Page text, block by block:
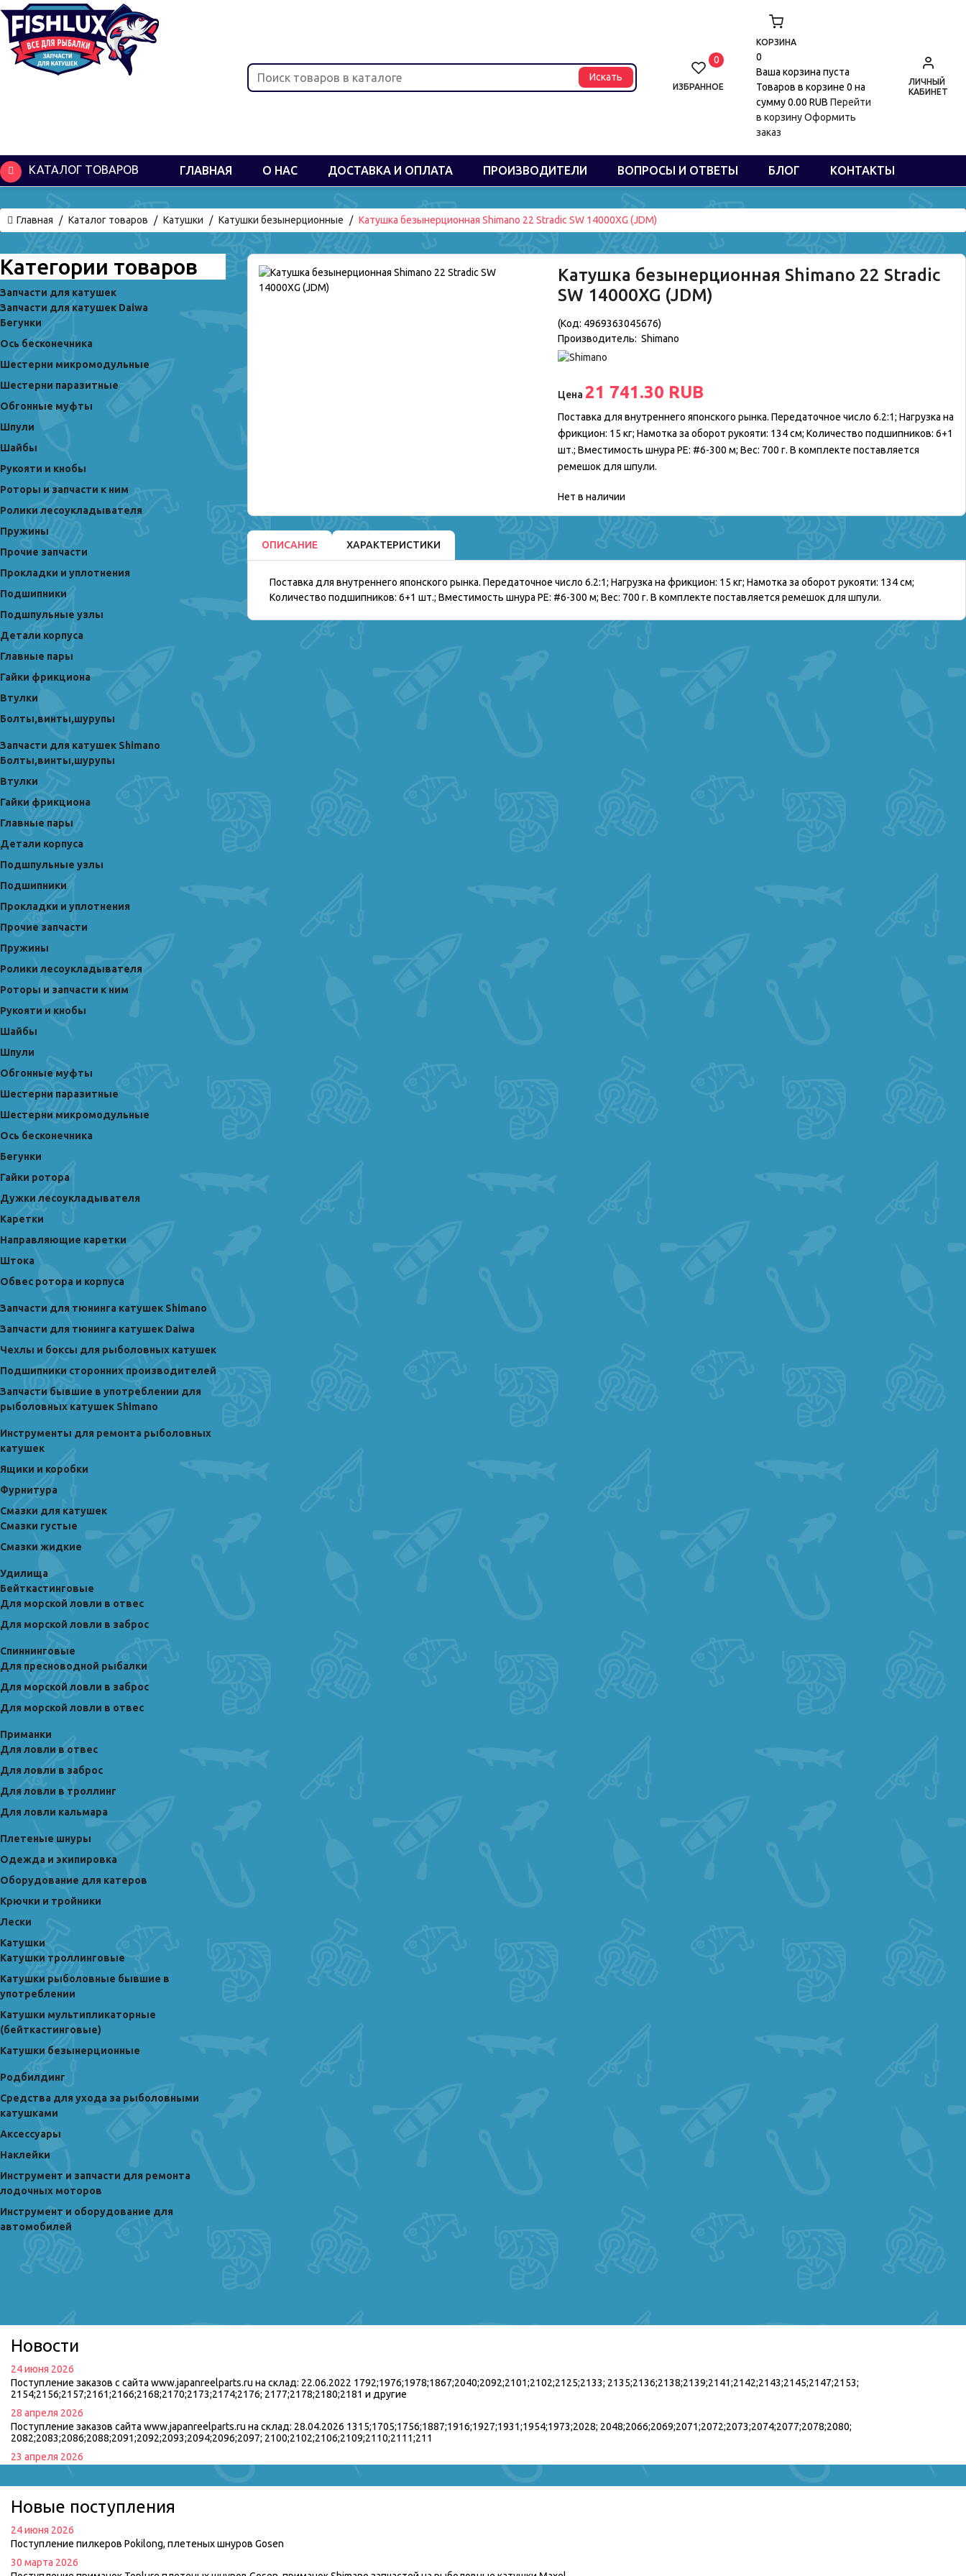
ИЗБРАННОЕ
0
КОРЗИНА
0
Ваша корзина пуста
Товаров в корзине 0 на
сумму0.00 RUB Перейти
в корзинуОформить
заказ
ЛИЧНЫЙ
КАБИНЕТ
КАТАЛОГ ТОВАРОВ ГЛАВНАЯ О НАС ДОСТАВКА И ОПЛАТА ПРОИЗВОДИТЕЛИ ВОПРОСЫ И ОТВЕТЫ БЛОГ КОНТАКТЫ
Главная Каталог товаров Катушки Катушки безынерционные Катушка безынерционная Shimano 22 Stradic SW 14000XG (JDM)
Категории товаров
Запчасти для катушек
Запчасти для катушек Daiwa
Бегунки
Ось бесконечника
Шестерни микромодульные
Шестерни паразитные
Обгонные муфты
Шпули
Шайбы
Рукояти и кнобы
Роторы и запчасти к ним
Ролики лесоукладывателя
Пружины
Прочие запчасти
Прокладки и уплотнения
Подшипники
Подшпульные узлы
Детали корпуса
Главные пары
Гайки фрикциона
Втулки
Болты,винты,шурупы
Запчасти для катушек Shimano
Болты,винты,шурупы
Втулки
Гайки фрикциона
Главные пары
Детали корпуса
Подшпульные узлы
Подшипники
Прокладки и уплотнения
Прочие запчасти
Пружины
Ролики лесоукладывателя
Роторы и запчасти к ним
Рукояти и кнобы
Шайбы
Шпули
Обгонные муфты
Шестерни паразитные
Шестерни микромодульные
Ось бесконечника
Бегунки
Гайки ротора
Дужки лесоукладывателя
Каретки
Направляющие каретки
Штока
Обвес ротора и корпуса
Запчасти для тюнинга катушек Shimano
Запчасти для тюнинга катушек Daiwa
Чехлы и боксы для рыболовных катушек
Подшипники сторонних производителей
Запчасти бывшие в употреблении для
рыболовных катушек Shimano
Инструменты для ремонта рыболовных
катушек
Ящики и коробки
Фурнитура
Смазки для катушек
Смазки густые
Смазки жидкие
Удилища
Бейткастинговые
Для морской ловли в отвес
Для морской ловли в заброс
Спиннинговые
Для пресноводной рыбалки
Для морской ловли в заброс
Для морской ловли в отвес
Приманки
Для ловли в отвес
Для ловли в заброс
Для ловли в троллинг
Для ловли кальмара
Плетеные шнуры
Одежда и экипировка
Оборудование для катеров
Крючки и тройники
Лески
Катушки
Катушки троллинговые
Катушки рыболовные бывшие в
употреблении
Катушки мультипликаторные
(бейткастинговые)
Катушки безынерционные
Родбилдинг
Средства для ухода за рыболовными
катушками
Аксессуары
Наклейки
Инструмент и запчасти для ремонта
лодочных моторов
Инструмент и оборудование для
автомобилей
Катушка безынерционная Shimano 22 Stradic
SW 14000XG (JDM)
(Код: 4969363045676)
Производитель: Shimano
Цена 21 741.30 RUB
Поставка для внутреннего японского рынка. Передаточное число 6.2:1; Нагрузка на
фрикцион: 15 кг; Намотка за оборот рукояти: 134 см; Количество подшипников: 6+1
шт.; Вместимость шнура PE: #6-300 м; Вес: 700 г. В комплекте поставляется
ремешок для шпули.
Нет в наличии
ОПИСАНИЕ ХАРАКТЕРИСТИКИ
Поставка для внутреннего японского рынка. Передаточное число 6.2:1; Нагрузка на фрикцион: 15 кг; Намотка за оборот рукояти: 134 см;
Количество подшипников: 6+1 шт.; Вместимость шнура PE: #6-300 м; Вес: 700 г. В комплекте поставляется ремешок для шпули.
Новости
24 июня 2026
Поступление заказов с сайта www.japanreelparts.ru на склад: 22.06.2022 1792;1976;1978;1867;2040;2092;2101;2102;2125;2133; 2135;2136;2138;2139;2141;2142;2143;2145;2147;2153;
2154;2156;2157;2161;2166;2168;2170;2173;2174;2176; 2177;2178;2180;2181 и другие
28 апреля 2026
Поступление заказов сайта www.japanreelparts.ru на склад: 28.04.2026 1315;1705;1756;1887;1916;1927;1931;1954;1973;2028; 2048;2066;2069;2071;2072;2073;2074;2077;2078;2080;
2082;2083;2086;2088;2091;2092;2093;2094;2096;2097; 2100;2102;2106;2109;2110;2111;211
23 апреля 2026
10 сентября 2025
Поступление заказов c сайта japanreelparts на склад 10.09.2025
Поступление заказов на склад 16.08.2025 (отправка клиентам на следующей неделе)
Поступление заказов c сайта www.japanreelparts.ru 1244/1336/1414/1415/1416/1418/1420/1421/1422/1424/1425/ 1427/1428/1430/1431/1432/1434/1435/1436/1437/1438/
Новые поступления
24 июня 2026
Поступление пилкеров Pokilong, плетеных шнуров Gosen
30 марта 2026